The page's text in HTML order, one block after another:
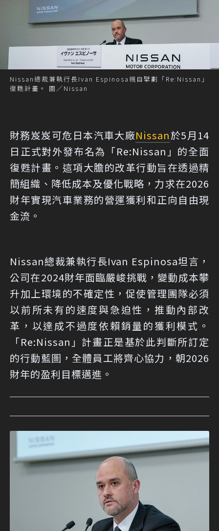
Nissan總裁兼執行長Ivan Espinosa親自擘劃「Re:Nissan」
復甦計畫。 圖／Nissan
財務岌岌可危日本汽車大廠Nissan於5月14
日正式對外發布名為「Re:Nissan」的全面
復甦計畫。這項大膽的改革行動旨在透過精
簡組織、降低成本及優化戰略，力求在2026
財年實現汽車業務的營運獲利和正向自由現
金流。
Nissan總裁兼執行長Ivan Espinosa坦言，
公司在2024財年面臨嚴峻挑戰，變動成本攀
升加上環境的不確定性，促使管理團隊必須
以前所未有的速度與急迫性，推動內部改
革，以達成不過度依賴銷量的獲利模式。
「Re:Nissan」計畫正是基於此判斷所訂定
的行動藍圖，全體員工將齊心協力，朝2026
財年的盈利目標邁進。